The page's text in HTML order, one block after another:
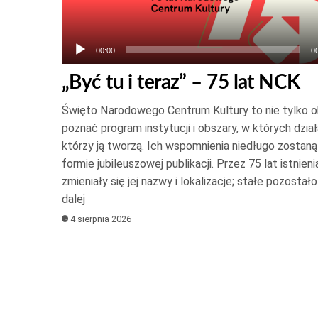
00:00
„Być tu i teraz” – 75 lat NCK
Święto Narodowego Centrum Kultury to nie tylko
poznać program instytucji i obszary, w których
którzy ją tworzą. Ich wspomnienia niedługo
formie jubileuszowej publikacji. Przez 75 lat
zmieniały się jej nazwy i lokalizacje; stałe
dalej
4 sierpnia 2026